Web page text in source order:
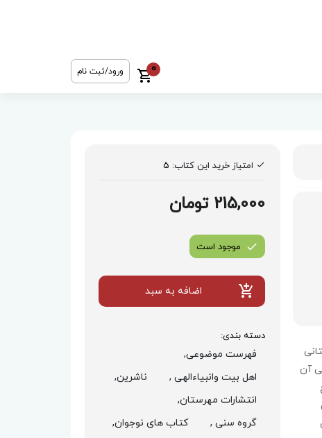
0 ورود/ثبت نام
آن
امتیاز خرید این کتاب: 5
215,000 تومان
موجود است
اضافه به سبد
دسته بندی:
فهرست موضوعی,
اهل بیت وانبیاءالهی ,
ناشرین,
انتشارات مهرستان,
گروه سنی ,
کتاب های نوجوان,